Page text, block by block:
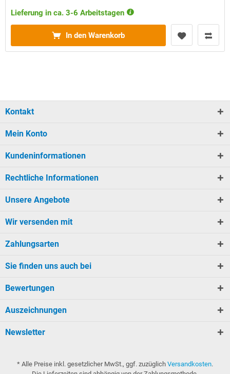
Lieferung in ca. 3-6 Arbeitstagen
In den Warenkorb
Kontakt
Mein Konto
Kundeninformationen
Rechtliche Informationen
Unsere Angebote
Wir versenden mit
Zahlungsarten
Sie finden uns auch bei
Bewertungen
Auszeichnungen
Newsletter
* Alle Preise inkl. gesetzlicher MwSt., ggf. zuzüglich Versandkosten.